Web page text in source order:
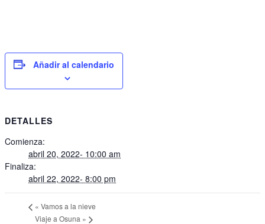
Añadir al calendario
DETALLES
Comienza:
abril 20, 2022- 10:00 am
Finaliza:
abril 22, 2022- 8:00 pm
« Vamos a la nieve
Viaje a Osuna »